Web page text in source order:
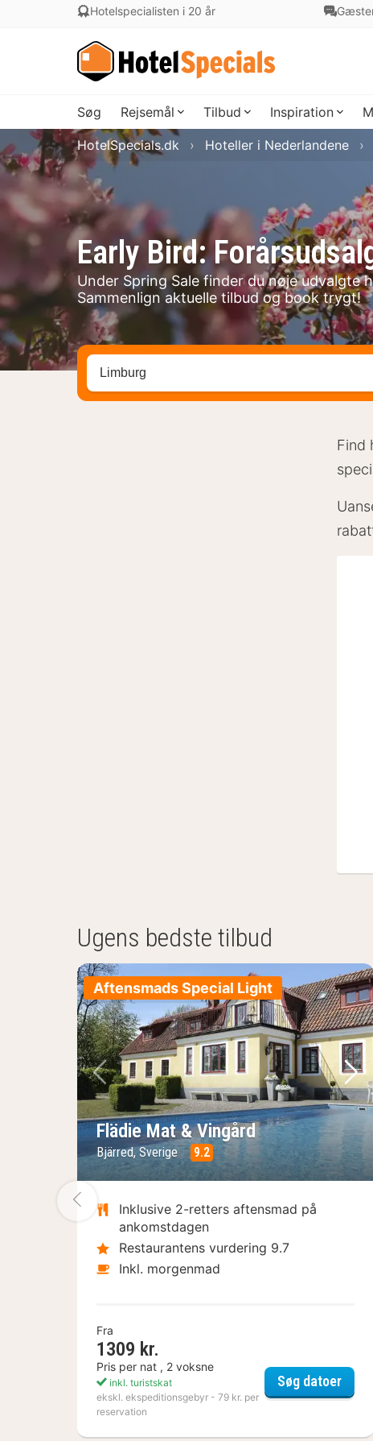
Hotelspecialisten i 20 år
Søg Rejsemål Tilbud Inspiration
Early Bird:
Under Spring Sale finder du nøje udvalgte
Sammenlign aktuelle tilbud og book trygt!
HotelSpecials.dk Hoteller i Nederlandene
Søg efter destination ...
Find
Ugens bedste tilbud
Aftensmads Special Light
Forrige billede
Flädie Mat & Vingård
Bjärred, Sverige 9.2
Inklusive 2-retters aftensmad på
ankomstdagen
Restaurantens vurdering 9.7
Inkl. morgenmad
Fra
1309 kr.
Pris per nat , 2 voksne
inkl. turistskat
ekskl. ekspeditionsgebyr - 79 kr. per
reservation
Søg datoer
Forrige billede